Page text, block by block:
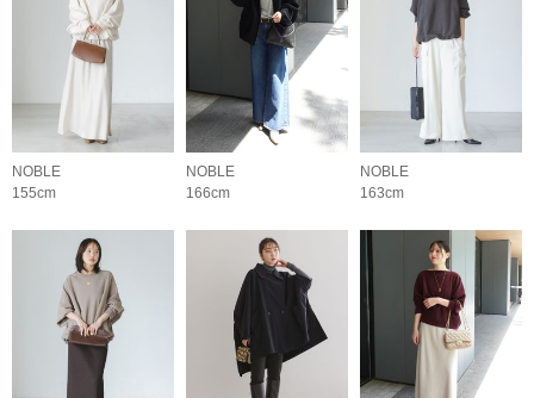
NOBLE
155cm
NOBLE
166cm
NOBLE
163cm